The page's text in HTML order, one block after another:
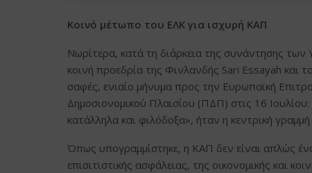
Κοινό μέτωπο του ΕΛΚ για ισχυρή ΚΑΠ
Νωρίτερα, κατά τη διάρκεια της συνάντησης
κοινή προεδρία της Φινλανδής Sari Essayah
σαφές, ενιαίο μήνυμα προς την Ευρωπαϊκή
Δημοσιονομικού Πλαισίου (ΠΔΠ) στις 16
κατάλληλα και φιλόδοξα», ήταν η κεντρική
Όπως υπογραμμίστηκε, η ΚΑΠ δεν είναι απλώς
επισιτιστικής ασφάλειας, της οικονομικής και